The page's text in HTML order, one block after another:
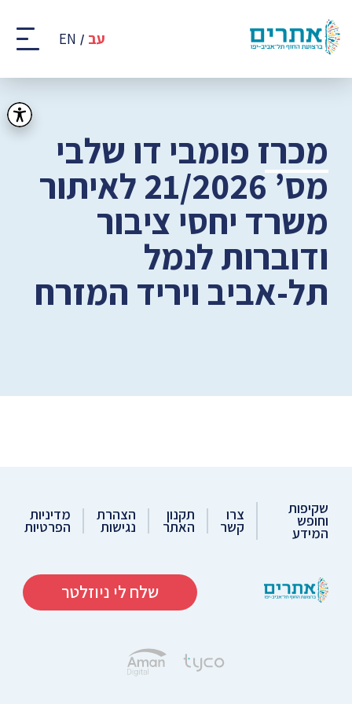
קבוצת
אתרים
-
עב EN
מכרז פומבי דו שלבי
מס’ 21/2026 לאיתור
משרד יחסי ציבור
ודוברות לנמל
תל-אביב ויריד המזרח
שקיפות
וחופש
המידע
צרו
קשר
תקנון
האתר
הצהרת
נגישות
מדיניות
הפרטיות
שלח לי ניוזלטר